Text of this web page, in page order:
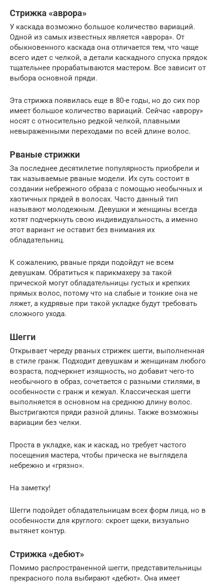
Стрижка «аврора»
У каскада возможно большое количество вариаций.
Одной из самых известных является «аврора». От
обыкновенного каскада она отличается тем, что чаще
всего идет с челкой, а детали каскадного спуска прядок
тщательнее прорабатываются мастером. Все зависит от
выбора основной пряди.
Эта стрижка появилась еще в 80-е годы, но до сих пор
имеет большое количество вариаций. Сейчас «аврору»
носят с относительно редкой челкой, плавными
невыраженными переходами по всей длине волос.
Рваные стрижки
За последнее десятилетие популярность приобрели и
так называемые рваные модели. Их суть состоит в
создании небрежного образа с помощью необычных и
хаотичных прядей в волосах. Часто данный тип
называют молодежным. Девушки и женщины всегда
хотят подчеркнуть свою индивидуальность, а именно
этот вариант не оставит без внимания их
обладательниц.
К сожалению, рваные пряди подойдут не всем
девушкам. Обратиться к парикмахеру за такой
прической могут обладательницы густых и крепких
прямых волос, потому что на слабые и тонкие она не
ляжет, а кудрявые при такой укладке будут требовать
сложного ухода.
Шегги
Открывает череду рваных стрижек шегги, выполненная
в стиле гранж. Подходит девушкам и женщинам любого
возраста, подчеркнет изящность, но добавит чего-то
необычного в образ, сочетается с разными стилями, в
особенности с гранж и кежуал. Классическая шегги
выполняется в основном на среднюю длину волос.
Выстригаются пряди разной длины. Также возможны
вариации без челки.
Проста в укладке, как и каскад, но требует частого
посещения мастера, чтобы прическа не выглядела
небрежно и «грязно».
На заметку!
Шегги подойдет обладательницам всех форм лица, но в
особенности для круглого: скроет щеки, визуально
вытянет контур.
Стрижка «дебют»
Помимо распространенной шегги, представительницы
прекрасного пола выбирают «дебют». Она имеет